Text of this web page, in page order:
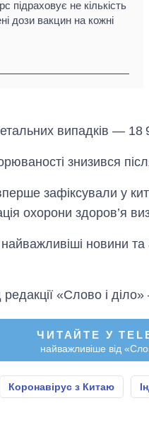
підраховує не кількість
дози вакцин на кожні
випадків — 18
знизився
зафіксували у
охорони здоров’я
новини
редакції «Слово і
ЧИТАЙТЕ У
найважливіше від
Коронавірус з Китаю